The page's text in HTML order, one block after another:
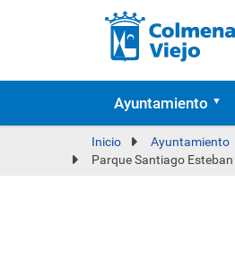
Ayuntamiento
Inicio Ayuntamiento
Parque Santiago